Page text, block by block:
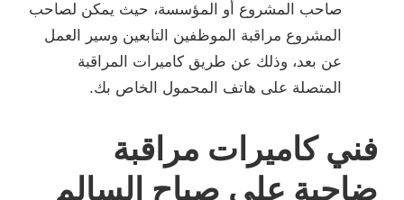
صاحب المشروع أو المؤسسة، حيث يمكن لصاحب
المشروع مراقبة الموظفين التابعين وسير العمل
عن بعد، وذلك عن طريق كاميرات المراقبة
المتصلة على هاتف المحمول الخاص بك.
فني كاميرات مراقبة
ضاحية علي صباح السالم